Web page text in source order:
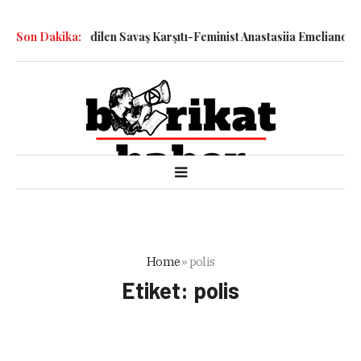
Son Dakika:
Katledilen Savaş Karşıtı-Feminist Anastasiia
Home»polis
Etiket: polis